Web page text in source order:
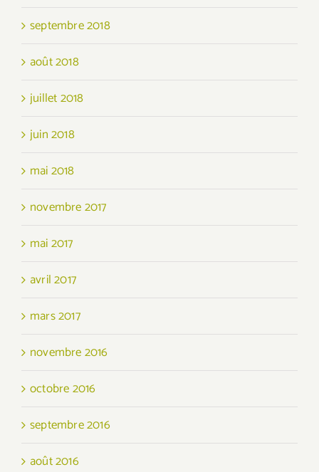
septembre 2018
août 2018
juillet 2018
juin 2018
mai 2018
novembre 2017
mai 2017
avril 2017
mars 2017
novembre 2016
octobre 2016
septembre 2016
août 2016